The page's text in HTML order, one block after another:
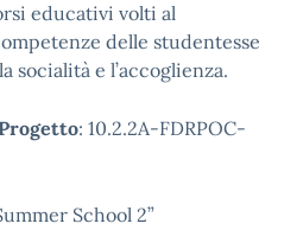
educativi volti al
delle studentesse
socialità e l’accoglienza.
: 10.2.2A-FDRPOC-
School 2”